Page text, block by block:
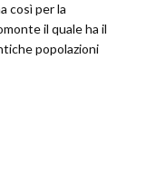
così per la
il quale ha il
popolazioni